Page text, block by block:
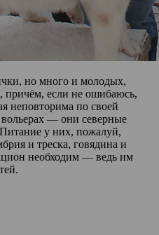
но много и молодых,
причём, если не ошибаюсь,
неповторима по своей
— они северные
у них, пожалуй,
и треска, говядина и
необходим — ведь им